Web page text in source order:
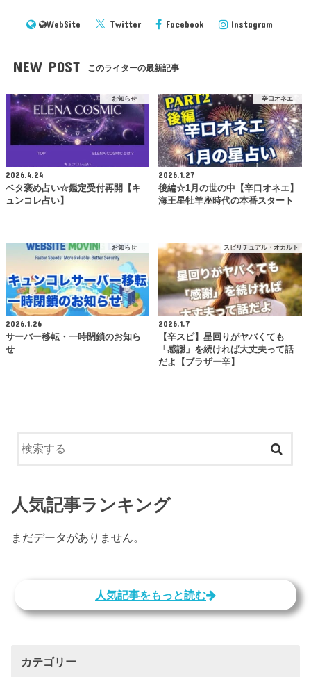
WebSite Twitter Facebook Instagram
NEW POST このライターの最新記事
お知らせ
2026.4.24
ベタ褒め占い☆鑑定受付再開【キ
ュンコレ占い】
辛口オネエ
2026.1.27
後編☆1月の世の中【辛口オネエ】
海王星牡羊座時代の本番スタート
お知らせ
2026.1.26
サーバー移転・一時閉鎖のお知ら
せ
スピリチュアル・オカルト
2026.1.7
【辛スピ】星回りがヤバくても
「感謝」を続ければ大丈夫って話
だよ【ブラザー辛】
人気記事ランキング
まだデータがありません。
人気記事をもっと読む
カテゴリー